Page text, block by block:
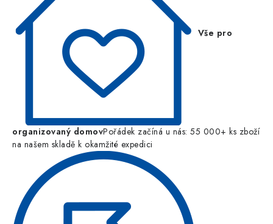
Vše pro
organizovaný domovPořádek začíná u nás: 55 000+ ks zboží
na našem skladě k okamžité expedici